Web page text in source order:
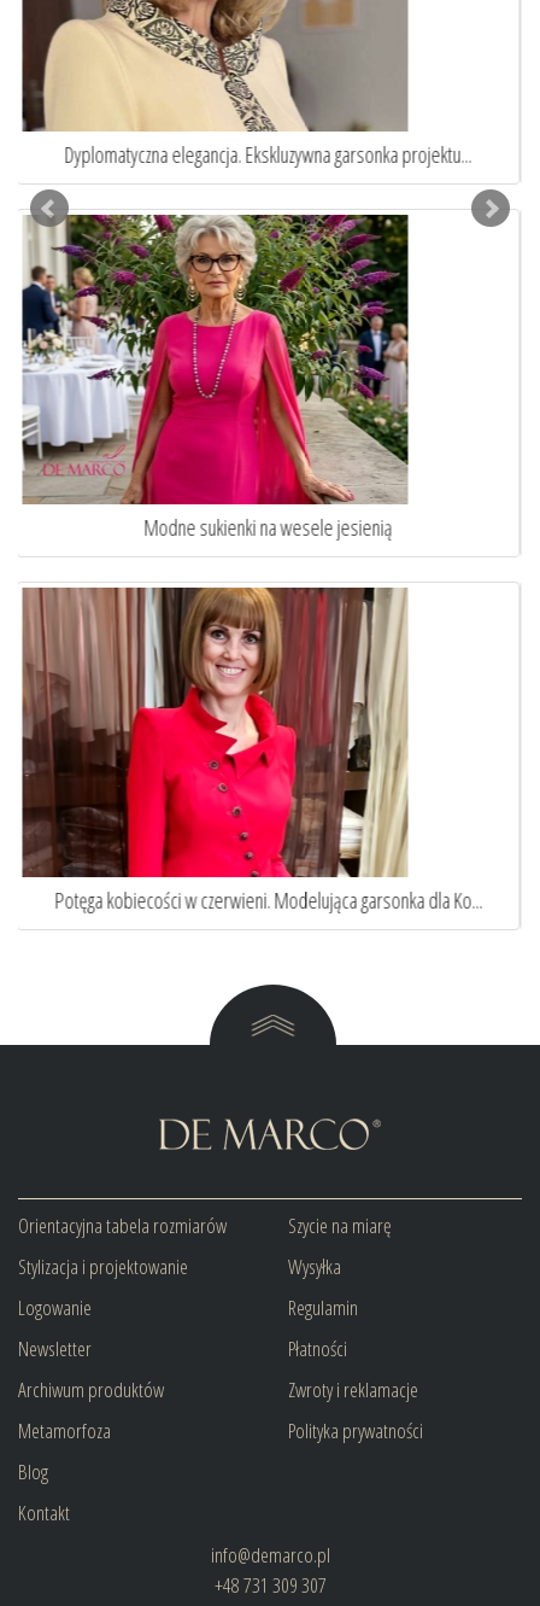
Eleganckie garnitury damskie szyte na miarę
Jak ubrać się na komunie wnuka lub wnuczki?
Elegancka niebieska sukienka wizytowa w stylu Pierwszej...
Orientacyjna tabela rozmiarów
Stylizacja i projektowanie
Logowanie
Newsletter
Archiwum produktów
Metamorfoza
Blog
Kontakt
Szycie na miarę
Wysyłka
Regulamin
Płatności
Zwroty i reklamacje
Polityka prywatności
info@demarco.pl
+48 731 309 307